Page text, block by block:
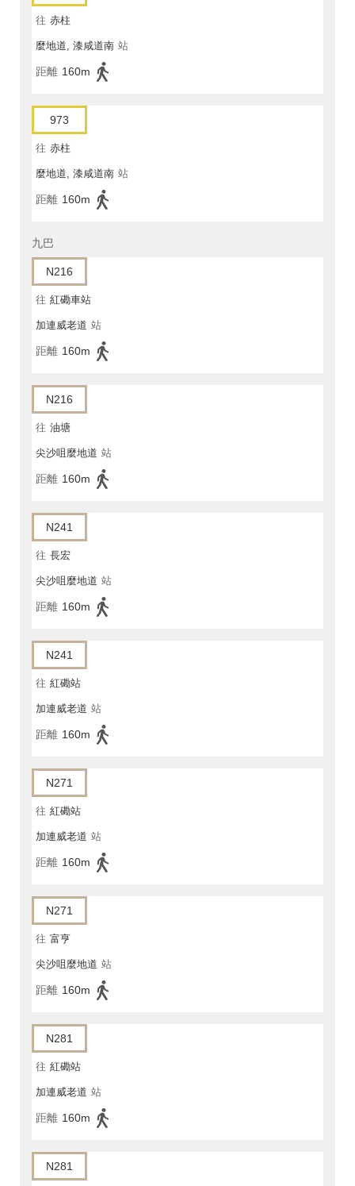
往 赤柱
麼地道, 漆咸道南 站
距離 160m
973
往 赤柱
麼地道, 漆咸道南 站
距離 160m
九巴
N216
往 紅磡車站
加連威老道 站
距離 160m
N216
往 油塘
尖沙咀麼地道 站
距離 160m
N241
往 長宏
尖沙咀麼地道 站
距離 160m
N241
往 紅磡站
加連威老道 站
距離 160m
N271
往 紅磡站
加連威老道 站
距離 160m
N271
往 富亨
尖沙咀麼地道 站
距離 160m
N281
往 紅磡站
加連威老道 站
距離 160m
N281